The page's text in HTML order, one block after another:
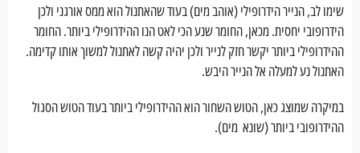
שימו לב, הנייר הידרופילי (אוהב מים) בעוד שהאתנול הוא ממס אורגני ולכן
הידרופובי יחסית. מכאן, החומר שנע הכי לאט הנו ההידרופילי ביותר. החומר
ההידרופילי ביותר יקשר חזק לנייר ולכן יהיה קשה לאתנול למשוך אותו קדימה.
האתנול נע למעלה אל הנייר היבש.
במיקרה שמוצג כאן, הטוש השחור הוא ההידרופילי ביותר בעוד הטוש הסגול
ההידרופובי ביותר (שונא מים).